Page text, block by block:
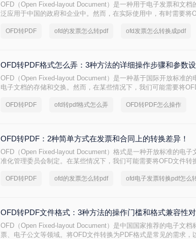
OFD（Open Fixed-layout Document）是一种用于电子发票和文档
泛应用于中国的政府和企业中。然而，在实际使用中，有时需要将
法，帮助您轻松完成OFD到PDF的转换。
OFD转PDF ofd的发票怎么转pdf ofd发票怎么转换成pdf
OFD转PDF格式怎么弄：3种方法的详细操作步骤和参数设
OFD（Open Fixed-layout Document）是一种基于国际开放标准的
电子文档的存储和交换。然而，在某些情况下，我们可能需要将
换为PDF的方法。
OFD转PDF ofd转pdf格式怎么弄 OFD转PDF怎么操作
OFD转PDF：2种简单方式在发票和合同上的转换差异！
OFD（Open Fixed-layout Document）格式是一种开放标准的电子
准化管理委员会制定。在某些情况下，我们可能需要将OFD文件转
PDF的方法。
OFD转PDF ofd的发票怎么转pdf ofd电子发票转换pdf怎么
OFD转PDF文件格式：3种方法的操作门槛和格式兼容性对
OFD（Open Fixed-layout Document）是中国国家推荐的电子文档
票、电子公文等领域。将OFD文件转换为PDF格式是常见的需求，